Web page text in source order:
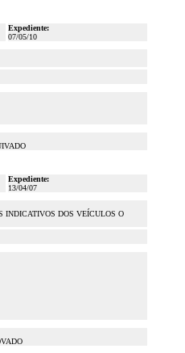
Expediente:
07/05/10
Expediente:
13/04/07
INDICATIVOS DOS VEÍCULOS O